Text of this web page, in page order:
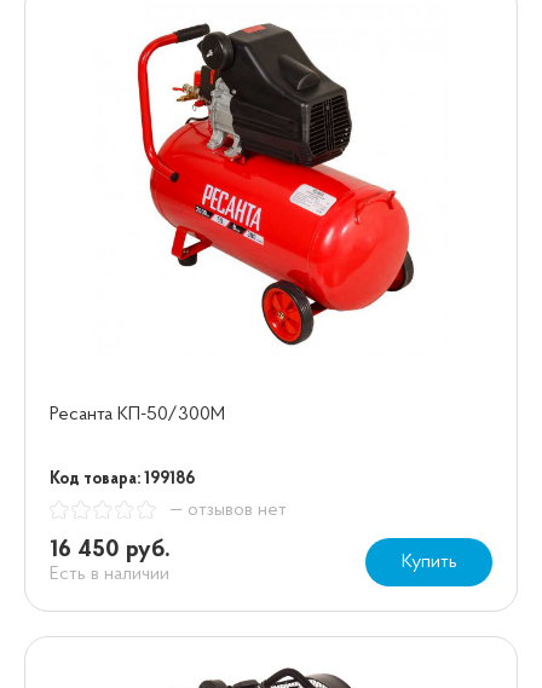
Ресанта КП-50/300М
Код товара: 199186
— отзывов нет
16 450 руб.
Есть в наличии
Купить